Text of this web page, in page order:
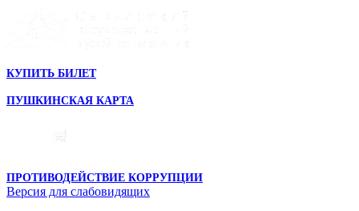
КУПИТЬ БИЛЕТ
ПУШКИНСКАЯ КАРТА
ПРОТИВОДЕЙСТВИЕ КОРРУПЦИИ
Версия для слабовидящих